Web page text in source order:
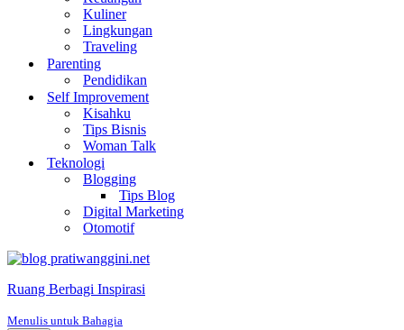
Kuliner
Lingkungan
Traveling
Parenting
Pendidikan
Self Improvement
Kisahku
Tips Bisnis
Woman Talk
Teknologi
Blogging
Tips Blog
Digital Marketing
Otomotif
Ruang Berbagi Inspirasi
Menulis untuk Bahagia